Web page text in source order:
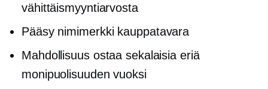
vähittäismyyntiarvosta
Pääsy nimimerkkikauppatavara
Mahdollisuus ostaa sekalaisia eriä
monipuolisuuden vuoksi